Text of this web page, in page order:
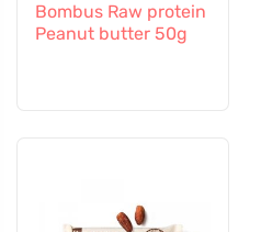
Bombus Raw protein
Peanut butter 50g